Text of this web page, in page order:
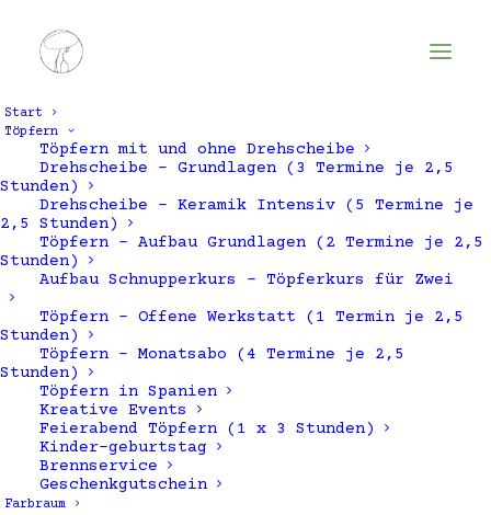
Start
Töpfern
Töpfern mit und ohne Drehscheibe
Drehscheibe – Grundlagen (3 Termine je 2,5
Stunden)
Drehscheibe – Keramik Intensiv (5 Termine je
2,5 Stunden)
Töpfern – Aufbau Grundlagen (2 Termine je 2,5
Stunden)
Aufbau Schnupperkurs – Töpferkurs für Zwei
Töpfern – Offene Werkstatt (1 Termin je 2,5
Stunden)
Töpfern – Monatsabo (4 Termine je 2,5
Stunden)
Töpfern in Spanien
Kreative Events
Feierabend Töpfern (1 x 3 Stunden)
Kinder-geburtstag
Brennservice
Geschenkgutschein
Farbraum
Gruppenaktion